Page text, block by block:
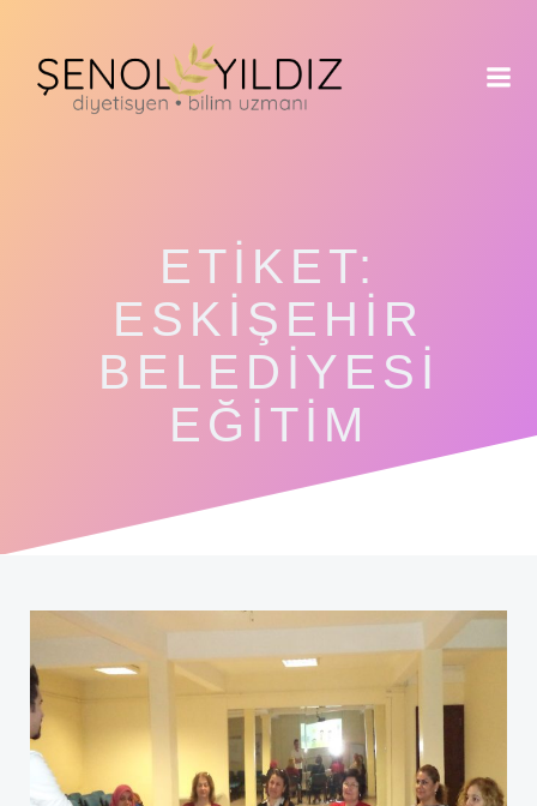
ETIKET:
ESKIŞEHIR
BELEDIYESI
EĞITIM